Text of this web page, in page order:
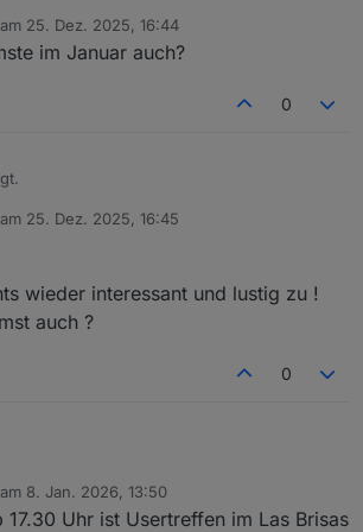
😉
25. Dez. 2025, 16:44
von
im Januar auch?
0
das es Offline weitergeht.
25. Dez. 2025, 16:45
von
wieder interessant und lustig zu !
auch ?
0
8. Jan. 2026, 13:50
von
17.30 Uhr ist Usertreffen im Las Brisas